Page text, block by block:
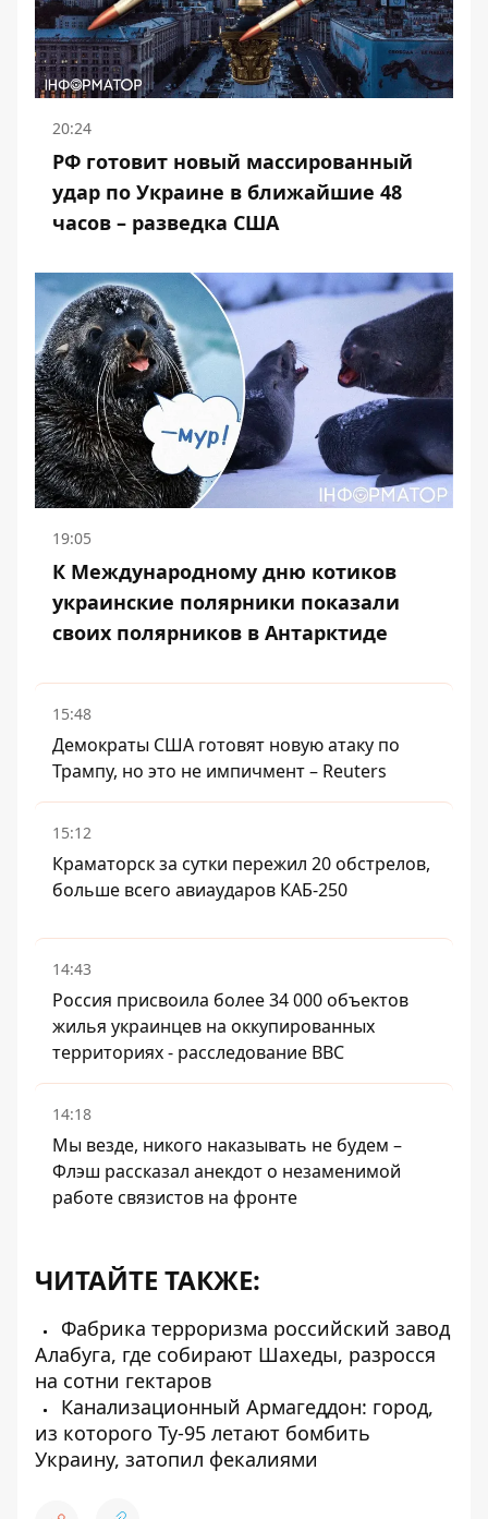
20:24
РФ готовит новый массированный
удар по Украине в ближайшие 48
часов – разведка США
19:05
К Международному дню котиков
украинские полярники показали
своих полярников в Антарктиде
15:48
Демократы США готовят новую атаку по
Трампу, но это не импичмент – Reuters
15:12
Краматорск за сутки пережил 20 обстрелов,
больше всего авиаударов КАБ-250
14:43
Россия присвоила более 34 000 объектов
жилья украинцев на оккупированных
территориях - расследование BBC
14:18
Мы везде, никого наказывать не будем –
Флэш рассказал анекдот о незаменимой
работе связистов на фронте
ЧИТАЙТЕ ТАКЖЕ:
Фабрика терроризма российский завод
Алабуга, где собирают Шахеды, разросся
на сотни гектаров
Канализационный Армагеддон: город,
из которого Ту-95 летают бомбить
Украину, затопил фекалиями